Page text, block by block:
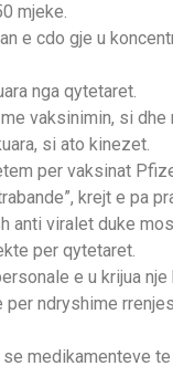
mjeke.
e cdo gje u
nga qytetaret.
vaksinimin, si
si ato kinezet.
per vaksinat
krejt e pa
anti viralet duke
per qytetaret.
e u krijua nje
ndryshime
medikamenteve